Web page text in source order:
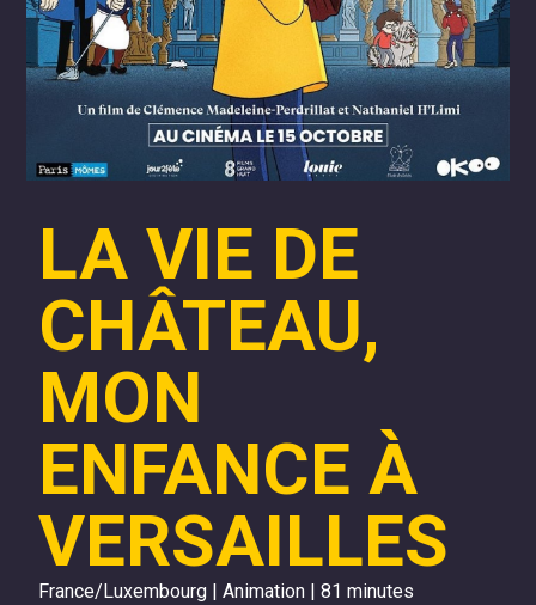
LA VIE DE
CHÂTEAU,
MON
ENFANCE À
VERSAILLES
France/Luxembourg | Animation | 81 minutes